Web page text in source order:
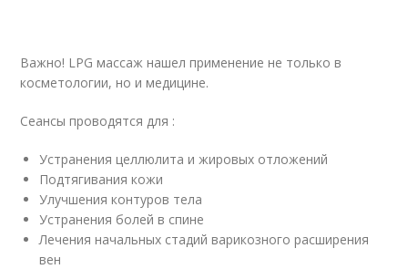
Важно! LPG массаж нашел применение не только в
косметологии, но и медицине.
Сеансы проводятся для :
Устранения целлюлита и жировых отложений
Подтягивания кожи
Улучшения контуров тела
Устранения болей в спине
Лечения начальных стадий варикозного расширения
вен